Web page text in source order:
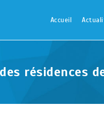
Accueil
résidences